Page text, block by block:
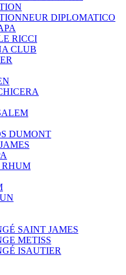
DIPLOMATICO
RICCI
CLUB
DUMONT
RHUM
SAINT JAMES
METISS
ISAUTIER